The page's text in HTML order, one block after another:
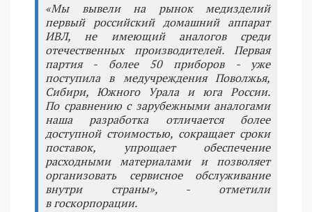
«Мы вывели на рынок медизделий
первый российский домашний аппарат
ИВЛ, не имеющий аналогов среди
отечественных производителей. Первая
партия - более 50 приборов - уже
поступила в медучреждения Поволжья,
Сибири, Южного Урала и юга России.
По сравнению с зарубежными аналогами
наша разработка отличается более
доступной стоимостью, сокращает сроки
поставок, упрощает обеспечение
расходными материалами и позволяет
организовать сервисное обслуживание
внутри страны», - отметили
в госкорпорации.